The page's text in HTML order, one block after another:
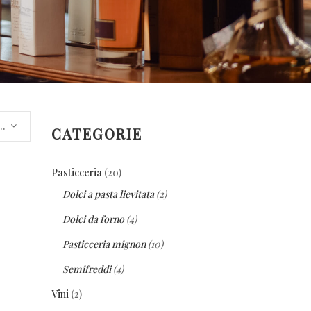
CATEGORIE
Pasticceria 2020
prodotti
Dolci a pasta lievitata 22
Dolci da forno 44
Pasticceria mignon 1010
Semifreddi 44
Vini 22